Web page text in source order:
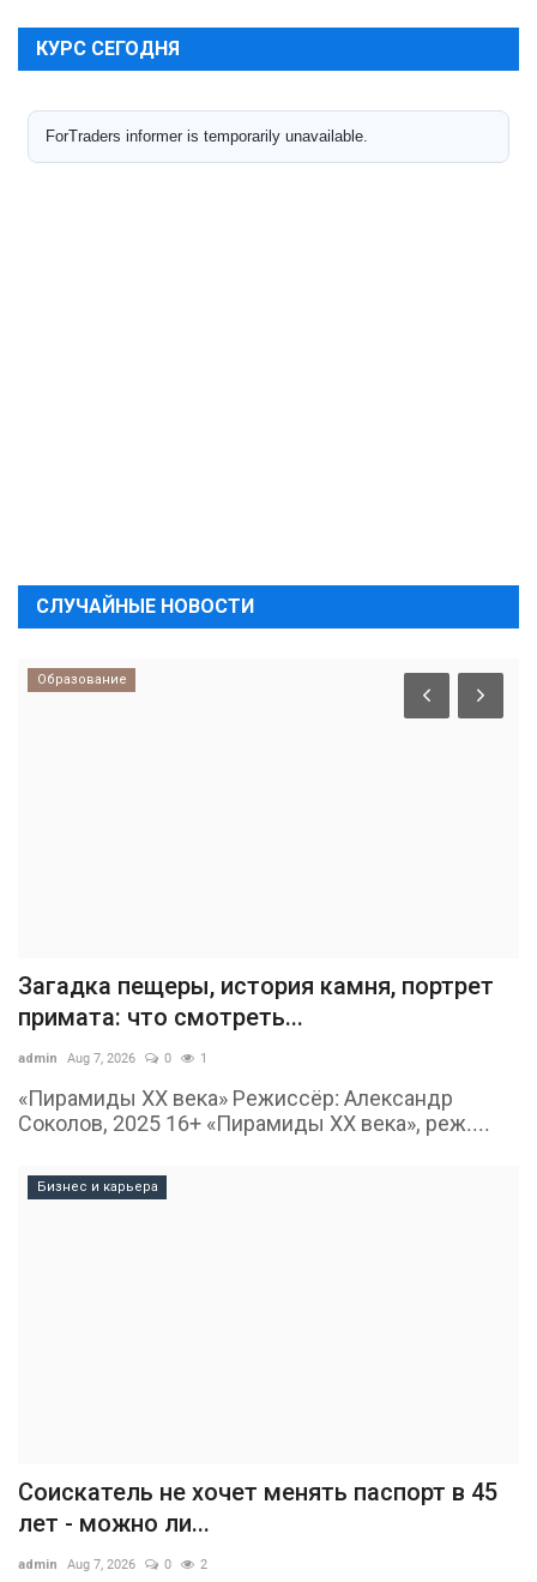
КУРС СЕГОДНЯ
СЛУЧАЙНЫЕ НОВОСТИ
Образование
Загадка пещеры, история камня, портрет
примата: что смотреть...
admin Aug 7, 2026 0 1
«Пирамиды ХХ века» Режиссёр: Александр
Соколов, 2025 16+ «Пирамиды ХХ века», реж....
Бизнес и карьера
Соискатель не хочет менять паспорт в 45
лет - можно ли...
admin Aug 7, 2026 0 2